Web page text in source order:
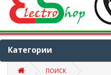
Категории
ПОИСК